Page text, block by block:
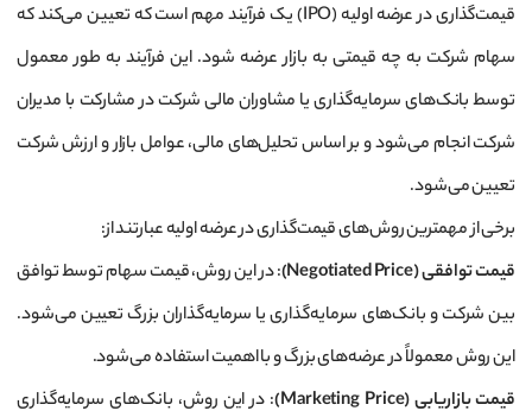
قیمت‌گذاری در عرضه اولیه (IPO) یک فرآیند مهم است که تعیین می‌کند که
سهام شرکت به چه قیمتی به بازار عرضه شود. این فرآیند به طور معمول
توسط بانک‌های سرمایه‌گذاری یا مشاوران مالی شرکت در مشارکت با مدیران
شرکت انجام می‌شود و بر اساس تحلیل‌های مالی، عوامل بازار و ارزش شرکت
تعیین می‌شود.
برخی از مهمترین روش‌های قیمت‌گذاری در عرضه اولیه عبارتند از:
قیمت توافقی(Negotiated Price)
: در این روش، قیمت سهام توسط توافق
بین شرکت و بانک‌های سرمایه‌گذاری یا سرمایه‌گذاران بزرگ تعیین می‌شود.
این روش معمولاً در عرضه‌های بزرگ و با اهمیت استفاده می‌شود.
قیمت بازاریابی(Marketing Price)
: در این روش، بانک‌های سرمایه‌گذاری